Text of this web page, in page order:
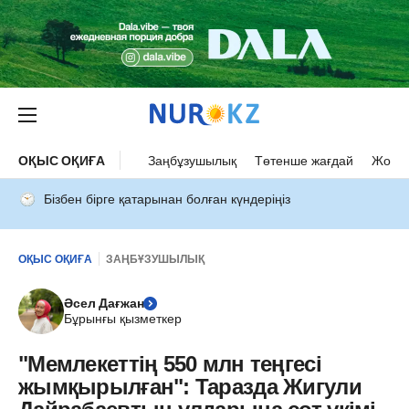
ОҚЫС ОҚИҒА Заңбұзушылық Төтенше жағдай Жол
Бізбен бірге қатарынан болған күндеріңіз
ОҚЫС ОҚИҒА ЗАҢБҰЗУШЫЛЫҚ
Әсел Дағжан
Бұрынғы қызметкер
"Мемлекеттің 550 млн теңгесі
жымқырылған": Таразда Жигули